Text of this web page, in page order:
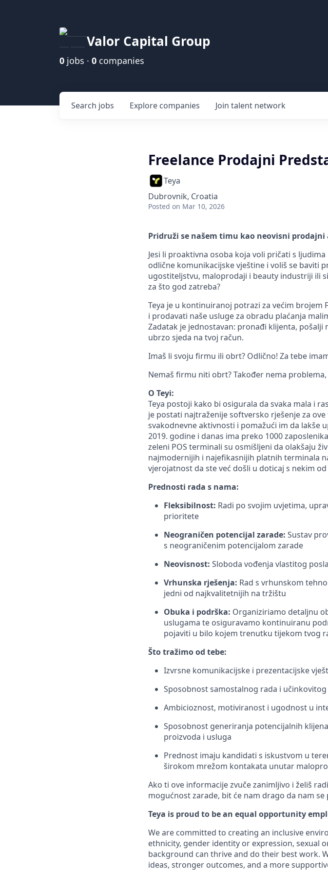
Valor Capital Group
0 jobs · 0 companies
Search jobs Explore companies Join talent network
Freelance Prodajni
Teya
Dubrovnik, Croatia
Posted on Mar 10, 2026
Pridruži se našem timu kao neovisni prodajni
Jesi li proaktivna osoba koja voli pričati s
odlične komunikacijske vještine i voliš se baviti
ugostiteljstvu, maloprodaji i beauty industriji ili
za što god zatreba?
Teya je u kontinuiranoj potrazi za većim brojem
i prodavati naše usluge za obradu plaćanja
Zadatak je jednostavan: pronađi klijenta,
ubrzo sjeda na tvoj račun.
Imaš li svoju firmu ili obrt? Odlično! Za tebe
Nemaš firmu niti obrt? Također nema
O Teyi:
Teya postoji kako bi osigurala da svaka mala i
je postati najtraženije softversko rješenje za
svakodnevne aktivnosti i pomažući im da lakše
2019. godine i danas ima preko 1000
zeleni POS terminali su osmišljeni da olakšaju
najmodernijih i najefikasnijih platnih terminala
vjerojatnost da ste već došli u doticaj s nekim
Prednosti rada s nama:
Fleksibilnost: Radi po svojim uvjetima,
prioritete
Neograničen potencijal zarade: Sustav
s neograničenim potencijalom zarade
Neovisnost: Sloboda vođenja vlastitog
Vrhunska rješenja: Rad s vrhunskom
jedni od najkvalitetnijih na tržištu
Obuka i podrška: Organiziriamo detaljnu
uslugama te osiguravamo kontinuiranu
pojaviti u bilo kojem trenutku tijekom tvog
Što tražimo od tebe:
Izvrsne komunikacijske i prezentacijske
Sposobnost samostalnog rada i
Ambicioznost, motiviranost i ugodnost u
Sposobnost generiranja potencijalnih
proizvoda i usluga
Prednost imaju kandidati s iskustvom u
širokom mrežom kontakata unutar
Ako ti ove informacije zvuče zanimljivo i želiš
mogućnost zarade, bit će nam drago da nam se
Teya is proud to be an equal opportunity
We are committed to creating an inclusive
ethnicity, gender identity or expression, sexual
background can thrive and do their best work.
ideas, stronger outcomes, and a more